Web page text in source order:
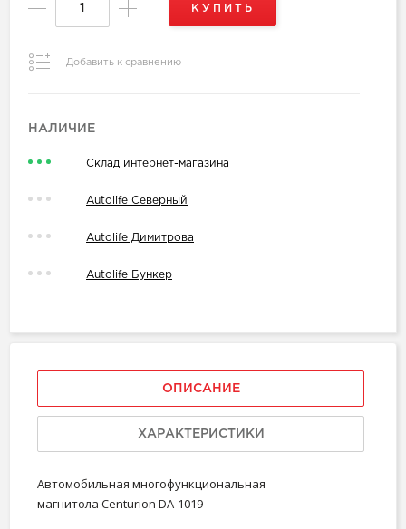
КУПИТЬ
Добавить к сравнению
НАЛИЧИЕ
Склад интернет-магазина
Autolife Северный
Autolife Димитрова
Autolife Бункер
ОПИСАНИЕ
ХАРАКТЕРИСТИКИ
Автомобильная многофункциональная
магнитола Centurion DA-1019